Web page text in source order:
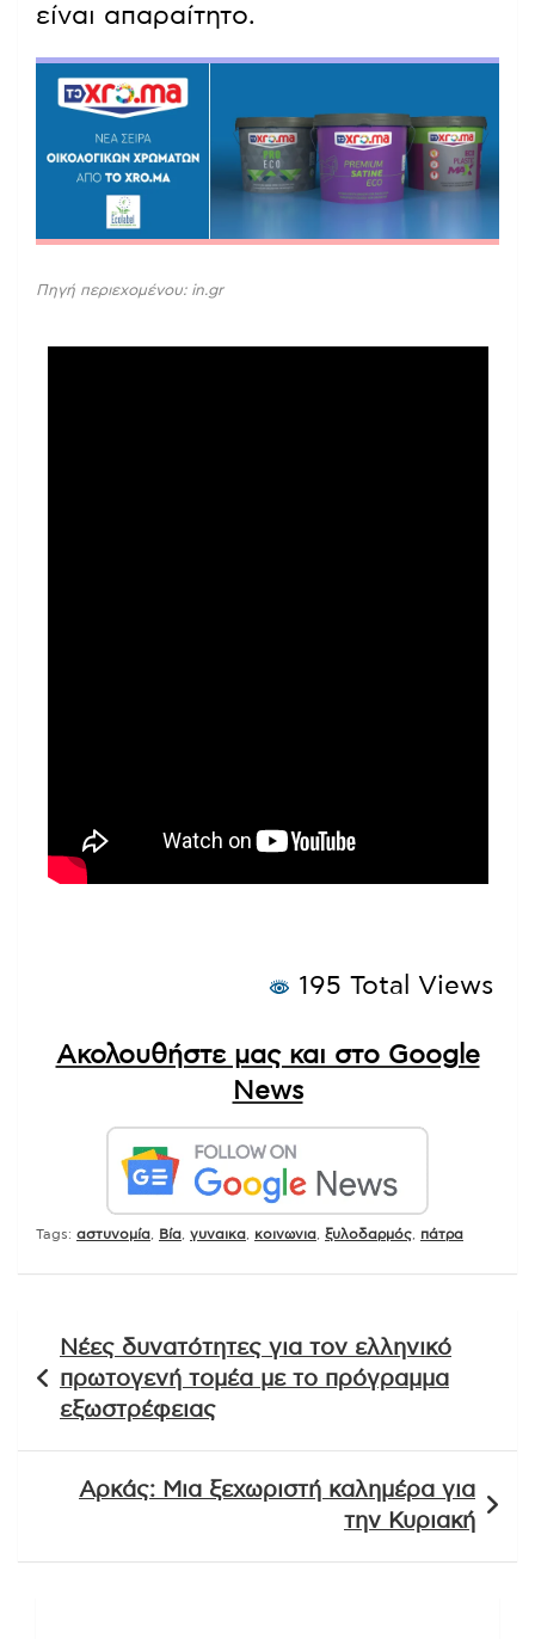
είναι απαραίτητο.
Πηγή περιεχομένου: in.gr
195 Total Views
Ακολουθήστε μας και στο Google
News
Tags: αστυνομία Βία γυναικα κοινωνια ξυλοδαρμός πάτρα
άρθρων
Νέες δυνατότητες για τον ελληνικό
πρωτογενή τομέα με το πρόγραμμα
εξωστρέφειας
Αρκάς: Μια ξεχωριστή καλημέρα για
την Κυριακή